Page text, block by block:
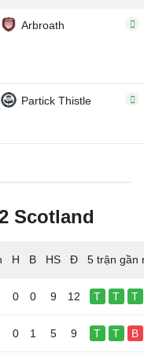
Arbroath
Partick Thistle
Scotland
5 trận gần
0 0 9 12 T T T
0 1 5 9 T T B